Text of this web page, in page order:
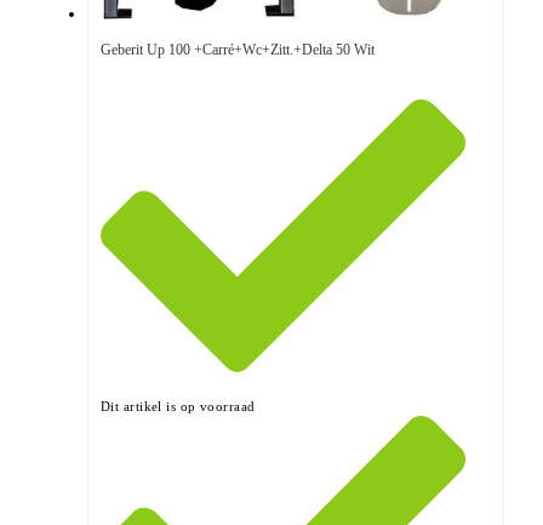
Geberit Up 100 +Carré+Wc+Zitt.+Delta 50 Wit
Dit artikel is op voorraad